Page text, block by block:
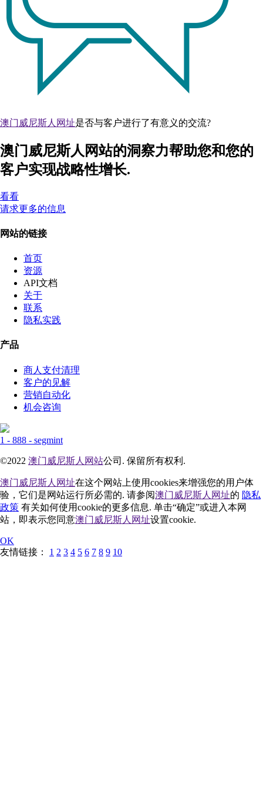
澳门威尼斯人网址是否与客户进行了有意义的交流?
澳门威尼斯人网站的洞察力帮助您和您的
客户实现战略性增长.
看看
请求更多的信息
网站的链接
首页
资源
API文档
关于
联系
隐私实践
产品
商人支付清理
客户的见解
营销自动化
机会咨询
1 - 888 - segmint
©2022 澳门威尼斯人网站公司. 保留所有权利.
澳门威尼斯人网址在这个网站上使用cookies来增强您的用户体
验，它们是网站运行所必需的. 请参阅澳门威尼斯人网址的 隐私
政策 有关如何使用cookie的更多信息. 单击“确定”或进入本网
站，即表示您同意澳门威尼斯人网址设置cookie.
OK
友情链接： 1 2 3 4 5 6 7 8 9 10